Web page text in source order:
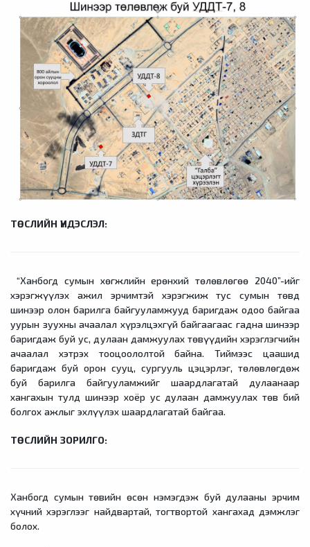
ТӨСЛИЙН ҮНДЭСЛЭЛ:
“Ханбогд сумын хөгжлийн ерөнхий төлөвлөгөө 2040”-ийг
хэрэгжүүлэх ажил эрчимтэй хэрэгжиж тус сумын төвд
шинээр олон барилга байгууламжууд баригдаж одоо байгаа
уурын зуухны ачаалал хүрэлцэхгүй байгаагаас гадна шинээр
баригдаж буй ус, дулаан дамжуулах төвүүдийн хэрэглэгчийн
ачаалал хэтрэх тооцоололтой байна. Тиймээс цаашид
баригдаж буй орон сууц, сургууль цэцэрлэг, төлөвлөгдөж
буй барилга байгууламжийг шаардлагатай дулаанаар
хангахын тулд шинээр хоёр ус дулаан дамжуулах төв бий
болгох ажлыг эхлүүлэх шаардлагатай байгаа.
ТӨСЛИЙН ЗОРИЛГО:
Ханбогд сумын төвийн өсөн нэмэгдэж буй дулааны эрчим
хүчний хэрэглээг найдвартай, тогтвортой хангахад дэмжлэг
болох.